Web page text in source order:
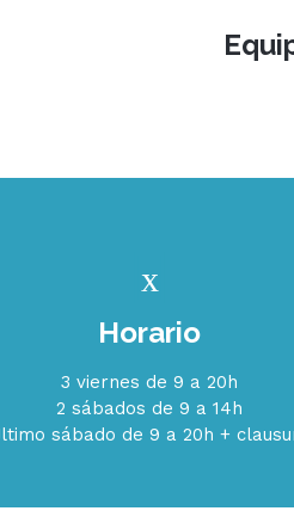
Horario
3 viernes de 9 a 20h
2 sábados de 9 a 14h
sábado de 9 a 20h +